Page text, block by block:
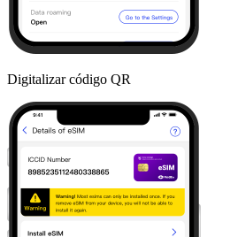
Digitalizar código QR